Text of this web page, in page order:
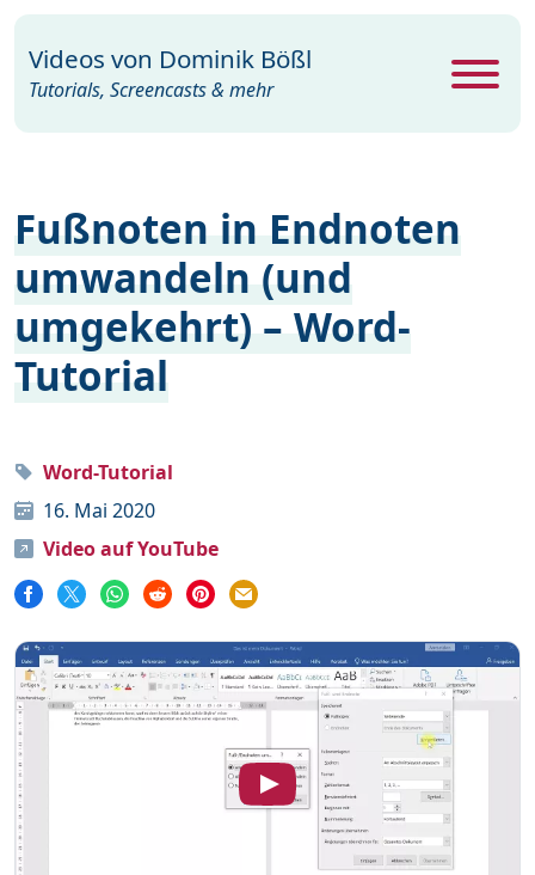
Fußnoten in Endnoten
umwandeln (und
umgekehrt) – Word-
Tutorial
Word-Tutorial
16. Mai 2020
Video auf YouTube
Videos von Dominik Bößl
Tutorials, Screencasts & mehr
Excel
Photoshop
PowerPoint
Premiere
Webdesign
Windows
Unterstütze mich
Mehr über mich